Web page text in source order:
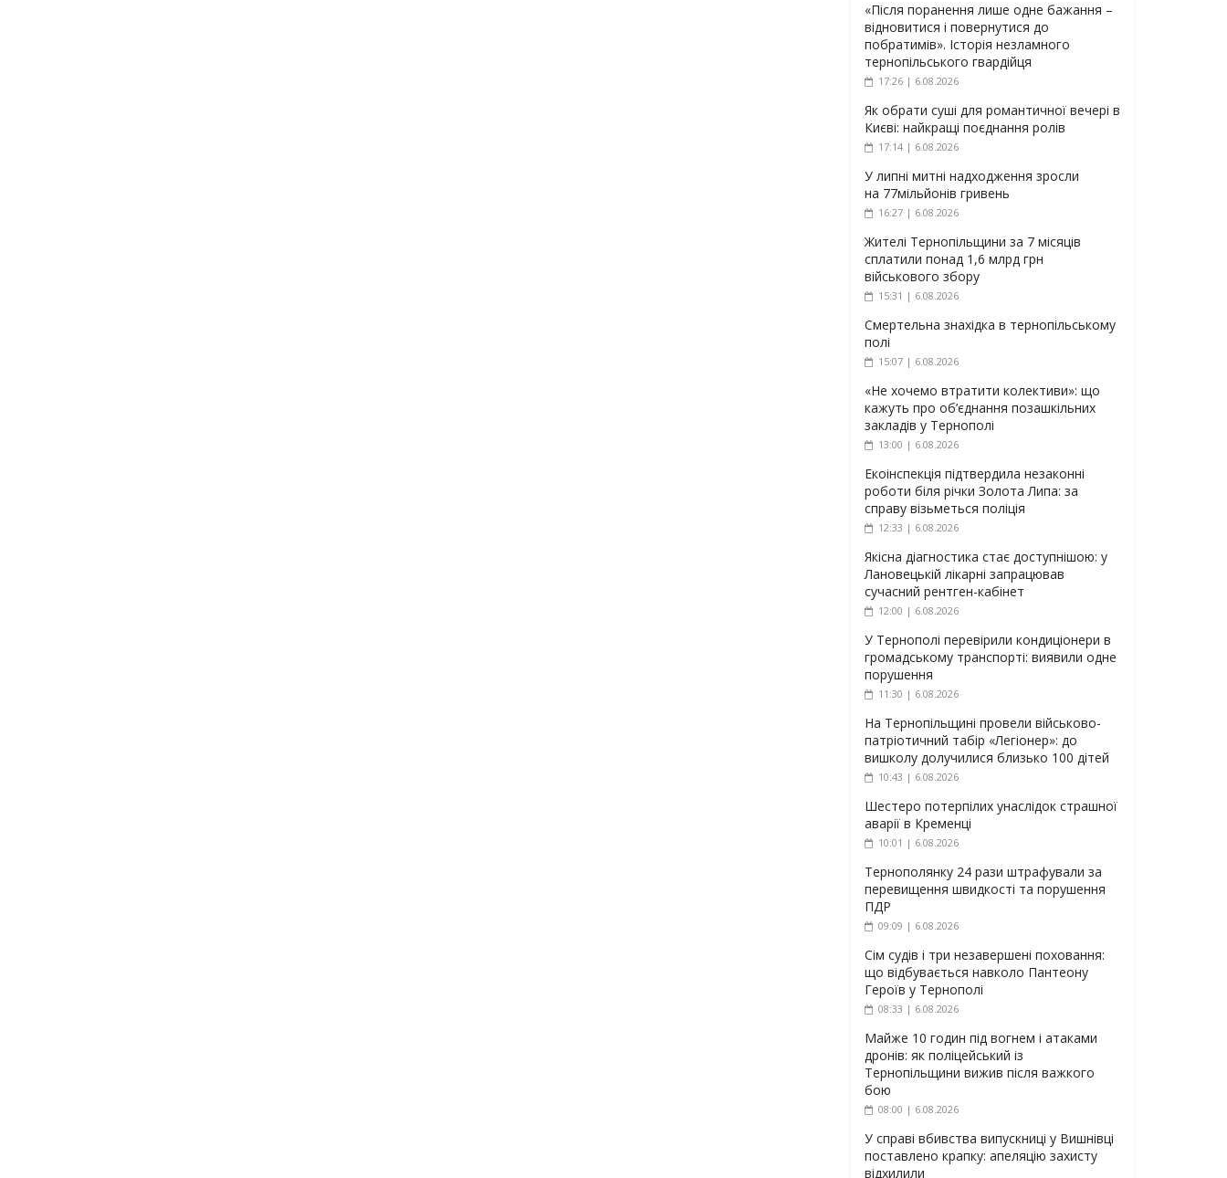
«Після поранення лише одне бажання –
відновитися і повернутися до
побратимів». Історія незламного
тернопільського гвардійця
17:26 | 6.08.2026
Як обрати суші для романтичної вечері в
Києві: найкращі поєднання ролів
17:14 | 6.08.2026
У липні митні надходження зросли
на 77мільйонів гривень
16:27 | 6.08.2026
Жителі Тернопільщини за 7 місяців
сплатили понад 1,6 млрд грн
військового збору
15:31 | 6.08.2026
Смертельна знахідка в тернопільському
полі
15:07 | 6.08.2026
«Не хочемо втратити колективи»: що
кажуть про об’єднання позашкільних
закладів у Тернополі
13:00 | 6.08.2026
Екоінспекція підтвердила незаконні
роботи біля річки Золота Липа: за
справу візьметься поліція
12:33 | 6.08.2026
Якісна діагностика стає доступнішою: у
Лановецькій лікарні запрацював
сучасний рентген-кабінет
12:00 | 6.08.2026
У Тернополі перевірили кондиціонери в
громадському транспорті: виявили одне
порушення
11:30 | 6.08.2026
На Тернопільщині провели військово-
патріотичний табір «Легіонер»: до
вишколу долучилися близько 100 дітей
10:43 | 6.08.2026
Шестеро потерпілих унаслідок страшної
аварії в Кременці
10:01 | 6.08.2026
Тернополянку 24 рази штрафували за
перевищення швидкості та порушення
ПДР
09:09 | 6.08.2026
Сім судів і три незавершені поховання:
що відбувається навколо Пантеону
Героїв у Тернополі
08:33 | 6.08.2026
Майже 10 годин під вогнем і атаками
дронів: як поліцейський із
Тернопільщини вижив після важкого
бою
08:00 | 6.08.2026
У справі вбивства випускниці у Вишнівці
поставлено крапку: апеляцію захисту
відхилили